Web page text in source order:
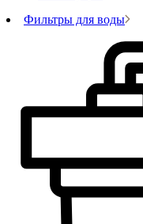
Фильтры для воды